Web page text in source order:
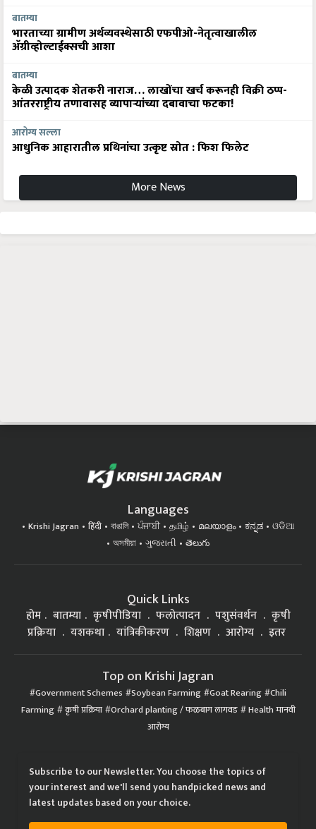
बातम्या
भारताच्या ग्रामीण अर्थव्यवस्थेसाठी एफपीओ-नेतृत्वाखालील
अ‍ॅग्रीव्होल्टाईक्सची आशा
बातम्या
केळी उत्पादक शेतकरी नाराज… लाखोंचा खर्च करूनही विक्री ठप्प-
आंतरराष्ट्रीय तणावासह व्यापाऱ्यांच्या दबावाचा फटका!
आरोग्य सल्ला
आधुनिक आहारातील प्रथिनांचा उत्कृष्ट स्रोत : फिश फिलेट
More News
Languages
Krishi Jagran हिंदी বাঙালি ਪੰਜਾਬੀ தமிழ் മലയാളം ಕನ್ನಡ
ଓଡିଆ
অসমীয়া
ગુજરાતી తెలుగు
Quick Links
होम बातम्या कृषीपीडिया फलोत्पादन पशुसंवर्धन
कृषी
प्रक्रिया
यशकथा यांत्रिकीकरण शिक्षण आरोग्य इतर
Top on Krishi Jagran
Government Schemes Soybean Farming Goat Rearing Chili
Farming कृषी प्रक्रिया Orchard planting / फळबाग लागवड Health मानवी
आरोग्य
Subscribe to our Newsletter. You choose the topics of
your interest and we'll send you handpicked news and
latest updates based on your choice.